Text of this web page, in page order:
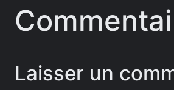
Laisser un